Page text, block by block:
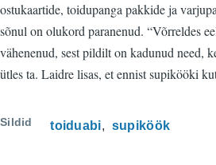
ostukaartide, toidupanga pakkide ja
sõnul on olukord paranenud. “Võrreldes
vähenenud, sest pildilt on kadunud need,
ütles ta. Laidre lisas, et ennist supikööki
Sildid toiduabi supiköök